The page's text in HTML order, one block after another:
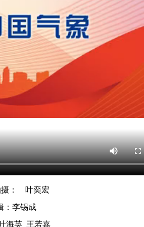
摄： 叶奕宏
：李锡成
海英 王若嘉